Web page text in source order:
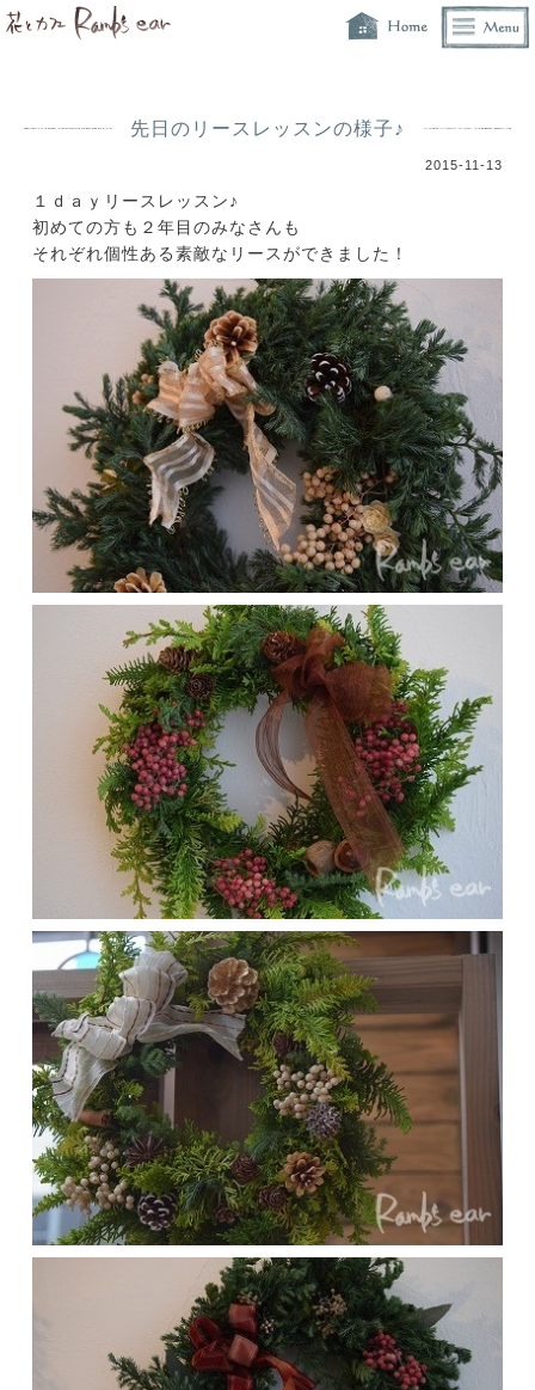
先日のリースレッスンの様子♪
2015-11-13
１ｄａｙリースレッスン♪
初めての方も２年目のみなさんも
それぞれ個性ある素敵なリースができました！